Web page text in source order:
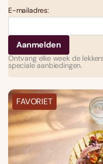
E-mailadres:
Ontvang elke week de
speciale aanbiedingen.
FAVORIET